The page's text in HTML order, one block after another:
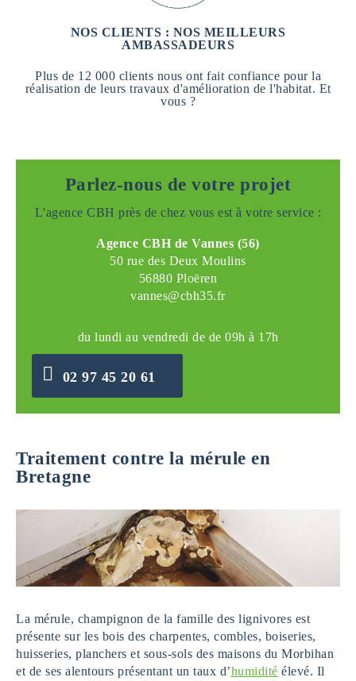
NOS CLIENTS : NOS MEILLEURS
AMBASSADEURS
Plus de 12 000 clients nous ont fait confiance pour la
réalisation de leurs travaux d'amélioration de l'habitat. Et
vous ?
Parlez-nous de votre projet
L'agence CBH près de chez vous est à votre service :
Agence CBH de Vannes (56)
50 rue des Deux Moulins
56880 Ploëren
vannes@cbh35.fr
du lundi au vendredi de de 09h à 17h
02 97 45 20 61
Traitement contre la mérule en
Bretagne
La mérule, champignon de la famille des lignivores est
présente sur les bois des charpentes, combles, boiseries,
huisseries, planchers et sous-sols des maisons du Morbihan
et de ses alentours présentant un taux d’humidité élevé. Il